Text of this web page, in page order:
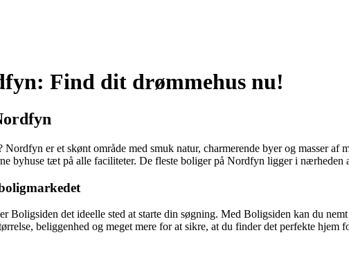
Find dit drømmehus nu!
er et skønt område med smuk natur, charmerende byer og masser
byhuse tæt på alle faciliteter. De fleste boliger på Nordfyn ligger i
Boligsiden det ideelle sted at starte din søgning. Med Boligsiden kan du
beliggenhed og meget mere for at sikre, at du finder det perfekte hjem